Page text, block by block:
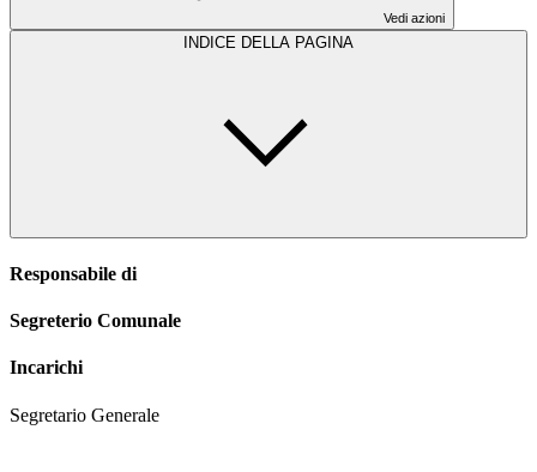
Vedi azioni
INDICE DELLA PAGINA
Responsabile di
Segreterio Comunale
Incarichi
Segretario Generale